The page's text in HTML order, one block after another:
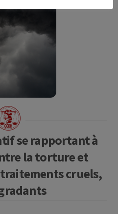
se rapportant à
la torture et
cruels,